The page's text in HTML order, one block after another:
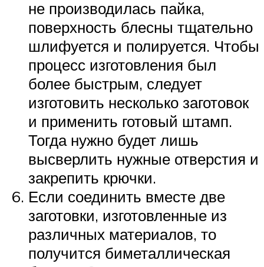
не производилась пайка,
поверхность блесны тщательно
шлифуется и полируется. Чтобы
процесс изготовления был
более быстрым, следует
изготовить несколько заготовок
и применить готовый штамп.
Тогда нужно будет лишь
высверлить нужные отверстия и
закрепить крючки.
Если соединить вместе две
заготовки, изготовленные из
различных материалов, то
получится биметаллическая